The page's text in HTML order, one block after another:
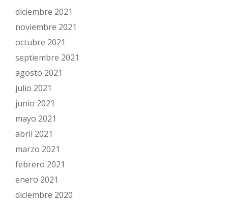
diciembre 2021
noviembre 2021
octubre 2021
septiembre 2021
agosto 2021
julio 2021
junio 2021
mayo 2021
abril 2021
marzo 2021
febrero 2021
enero 2021
diciembre 2020